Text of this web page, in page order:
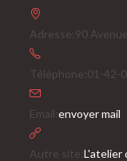
Adresse:90
Téléphone:01-42-
Email:envoyer mail
Autre site:L'atelier